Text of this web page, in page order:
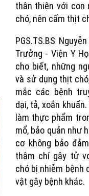
thân thiện với con
chó, nên cấm thịt
PGS.TS.BS
Trưởng - Viện Y
cho biết, những
và sử dụng thịt
mắc các bệnh
dại, tả, xoắn
làm thực phẩm
mổ, bảo quản như
cơ không bảo
thậm chí gây tử
chó bị nhiễm bệnh
vật gây bệnh khác.